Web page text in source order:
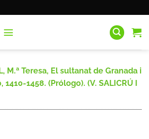
M.ª Teresa, El sultanat de Granada i
1410-1458. (Prólogo). (V. SALICRÚ I